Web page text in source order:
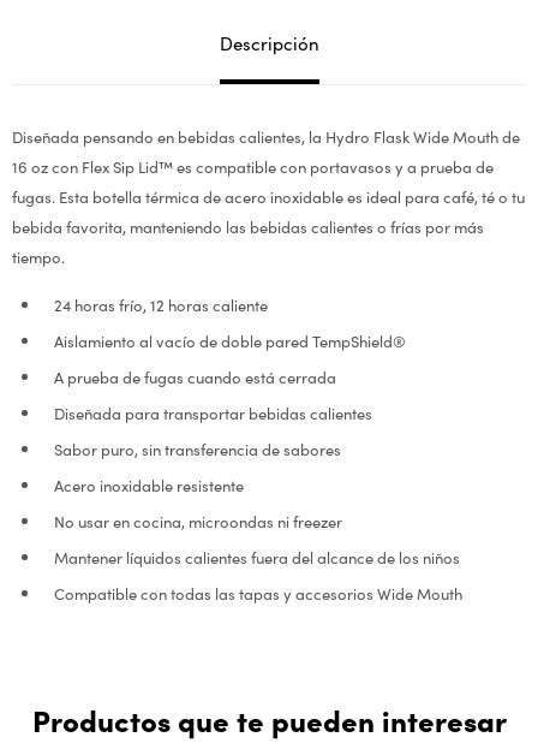
Descripción
Diseñada pensando en bebidas calientes, la Hydro Flask Wide Mouth de
16 oz con Flex Sip Lid™ es compatible con portavasos y a prueba de
fugas. Esta botella térmica de acero inoxidable es ideal para café, té o tu
bebida favorita, manteniendo las bebidas calientes o frías por más
tiempo.
24 horas frío, 12 horas caliente
Aislamiento al vacío de doble pared TempShield®
A prueba de fugas cuando está cerrada
Diseñada para transportar bebidas calientes
Sabor puro, sin transferencia de sabores
Acero inoxidable resistente
No usar en cocina, microondas ni freezer
Mantener líquidos calientes fuera del alcance de los niños
Compatible con todas las tapas y accesorios Wide Mouth
Productos que te pueden interesar